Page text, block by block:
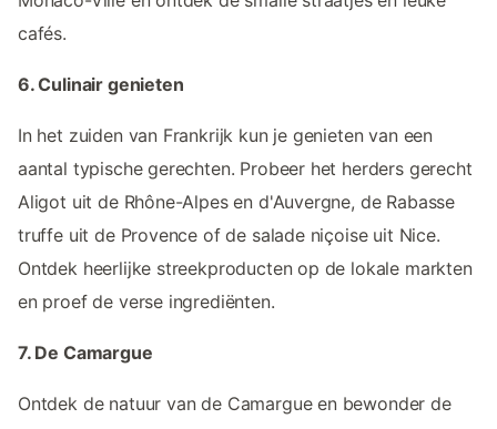
cafés.
6. Culinair genieten
In het zuiden van Frankrijk kun je genieten van een
aantal typische gerechten. Probeer het herders gerecht
Aligot uit de Rhône-Alpes en d'Auvergne, de Rabasse
truffe uit de Provence of de salade niçoise uit Nice.
Ontdek heerlijke streekproducten op de lokale markten
en proef de verse ingrediënten.
7. De Camargue
Ontdek de natuur van de Camargue en bewonder de